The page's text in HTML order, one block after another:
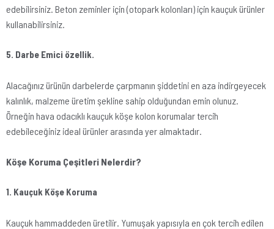
edebilirsiniz. Beton zeminler için (otopark kolonları) için kauçuk ürünler
kullanabilirsiniz.
5. Darbe Emici özellik.
Alacağınız ürünün darbelerde çarpmanın şiddetini en aza indirgeyecek
kalınlık, malzeme üretim şekline sahip olduğundan emin olunuz.
Örneğin hava odacıklı kauçuk köşe kolon korumalar tercih
edebileceğiniz ideal ürünler arasında yer almaktadır.
Köşe Koruma Çeşitleri Nelerdir?
1. Kauçuk Köşe Koruma
Kauçuk hammaddeden üretilir. Yumuşak yapısıyla en çok tercih edilen